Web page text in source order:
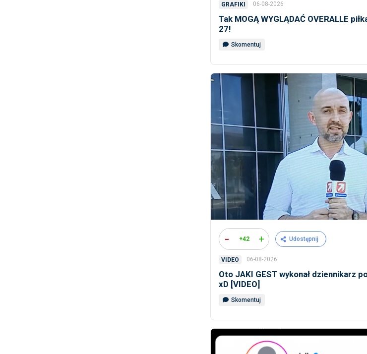
GRAFIKI 06-08-2026
Tak MOGĄ WYGLĄDAĆ OVERALLE
27!
Skomentuj
- +42 + Udostępnij
VIDEO 06-08-2026
Oto JAKI GEST wykonał dziennikarz
xD [VIDEO]
Skomentuj